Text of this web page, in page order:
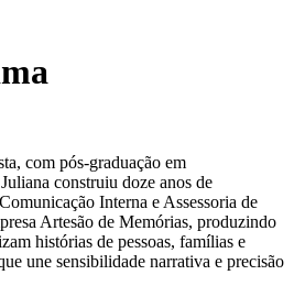
com pós-graduação em
construiu doze anos de
Interna e Assessoria de
Artesão de Memórias, produzindo
histórias de pessoas, famílias e
une sensibilidade narrativa e precisão